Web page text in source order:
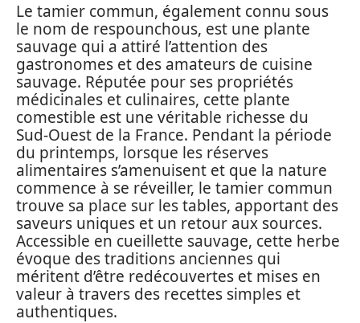
Le tamier commun, également connu sous
le nom de respounchous, est une plante
sauvage qui a attiré l’attention des
gastronomes et des amateurs de cuisine
sauvage. Réputée pour ses propriétés
médicinales et culinaires, cette plante
comestible est une véritable richesse du
Sud-Ouest de la France. Pendant la période
du printemps, lorsque les réserves
alimentaires s’amenuisent et que la nature
commence à se réveiller, le tamier commun
trouve sa place sur les tables, apportant des
saveurs uniques et un retour aux sources.
Accessible en cueillette sauvage, cette herbe
évoque des traditions anciennes qui
méritent d’être redécouvertes et mises en
valeur à travers des recettes simples et
authentiques.